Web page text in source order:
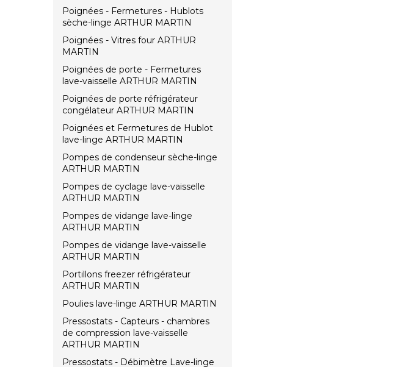
Poignées - Fermetures - Hublots
sèche-linge ARTHUR MARTIN
Poignées - Vitres four ARTHUR
MARTIN
Poignées de porte - Fermetures
lave-vaisselle ARTHUR MARTIN
Poignées de porte réfrigérateur
congélateur ARTHUR MARTIN
Poignées et Fermetures de Hublot
lave-linge ARTHUR MARTIN
Pompes de condenseur sèche-linge
ARTHUR MARTIN
Pompes de cyclage lave-vaisselle
ARTHUR MARTIN
Pompes de vidange lave-linge
ARTHUR MARTIN
Pompes de vidange lave-vaisselle
ARTHUR MARTIN
Portillons freezer réfrigérateur
ARTHUR MARTIN
Poulies lave-linge ARTHUR MARTIN
Pressostats - Capteurs - chambres
de compression lave-vaisselle
ARTHUR MARTIN
Pressostats - Débimètre Lave-linge